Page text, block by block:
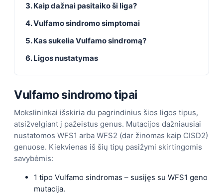
3. Kaip dažnai pasitaiko ši liga?
4. Vulfamo sindromo simptomai
5. Kas sukelia Vulfamo sindromą?
6. Ligos nustatymas
Vulfamo sindromo tipai
Mokslininkai išskiria du pagrindinius šios ligos tipus,
atsižvelgiant į pažeistus genus. Mutacijos dažniausiai
nustatomos WFS1 arba WFS2 (dar žinomas kaip CISD2)
genuose. Kiekvienas iš šių tipų pasižymi skirtingomis
savybėmis:
1 tipo Vulfamo sindromas – susijęs su WFS1 geno
mutacija.